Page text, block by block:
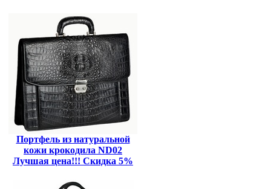
Портфель из натуральной
кожи крокодила ND02
Лучшая цена!!! Скидка 5%